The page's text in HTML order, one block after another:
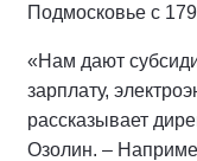
Подмосковье с
«Нам дают
зарплату,
рассказывает
Озолин. –